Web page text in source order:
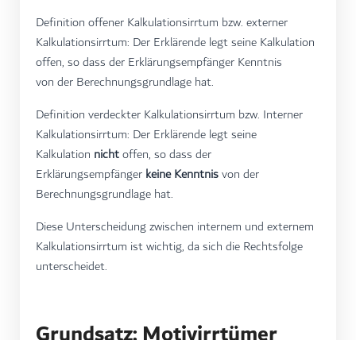
Definition offener Kalkulationsirrtum bzw. externer
Kalkulationsirrtum: Der Erklärende legt seine Kalkulation
offen, so dass der Erklärungsempfänger Kenntnis
von der Berechnungsgrundlage hat.
Definition verdeckter Kalkulationsirrtum bzw. Interner
Kalkulationsirrtum: Der Erklärende legt seine
Kalkulation nichtoffen, so dass der
Erklärungsempfänger keine Kenntnisvon der
Berechnungsgrundlage hat.
Diese Unterscheidung zwischen internem und externem
Kalkulationsirrtum ist wichtig, da sich die Rechtsfolge
unterscheidet.